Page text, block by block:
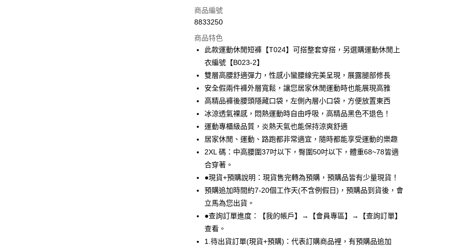
信用卡一次付款
3 期 0 利率 每期 21家銀行
合作金庫商業銀行
華南商業銀行
彰化商業銀行
國泰世華商業銀行
兆豐國際商業銀行
臺灣中小企業銀行
台中商業銀行
匯豐（台灣）商業銀行
華泰商業銀行
聯邦商業銀行
遠東國際商業銀行
元大商業銀行
永豐商業銀行
台新國際商業銀行
中國信託商業銀行
台灣樂天信用卡公司
6 期 0 利率 每期
合作金庫商業銀行
第一商業銀行
華南商業銀行
彰化商業銀行
上海商業儲蓄銀行
台北富邦商業銀行
臺灣中小企業銀行
台中商業銀行
匯豐（台灣）商業銀行
華泰商業銀行
聯邦商業銀行
遠東國際商業銀行
元大商業銀行
永豐商業銀行
玉山商業銀行
台灣樂天信用卡公司
超商取貨付款
LINE Pay
Apple Pay
悠遊付
全盈+PAY
AFTEE先享後付
【關於「AFTEE先享後付」】
AFTEE先享後付是「在收到商品之後才付款」的支付方式。 讓您購物簡單
便利好安心！
２．便利：只要手機號碼，簡訊認證，即可結帳。
３．安心：先確認商品／服務後，再付款。
ATM付款
商品編號
8833250
商品特色
此款運動休閒短褲【T024】可搭整套穿搭，另選購運動休閒上
衣編號【B023-2】
雙層高腰舒適彈力，性感小蠻腰線完美呈現，展露腿部修長
安全假兩件褲外層寬鬆，讓您居家休閒運動時也能展現高雅
高精品褲後腰頭隱藏口袋，左側內層小口袋，方便放置東西
冰涼透氣裸感，悶熱運動時自由呼吸，高精品黑色不退色！
運動專櫃級品質，炎熱天氣也能保持涼爽舒適
居家休閒、運動、路跑都非常適宜，隨時都能享受運動的樂趣
2XL 碼：中高腰圍37吋以下，臀圍50吋以下，體重68~78皆適
合穿著。
●現貨+預購說明：現貨售完轉為預購，預購品皆有少量現貨！
預購追加時間約7-20個工作天(不含例假日)，預購品到貨後，會
立馬為您出貨。
●查詢訂單進度：【我的帳戶】→【會員專區】→【查詢訂單】
查看。
1.待出貨訂單(現貨+預購)：代表訂購商品裡，有預購品追加